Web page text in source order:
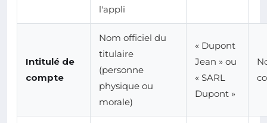
l'appli
Intitulé de
compte
Nom officiel du
titulaire
(personne
physique ou
morale)
« Dupont
Jean » ou
« SARL
Dupont »